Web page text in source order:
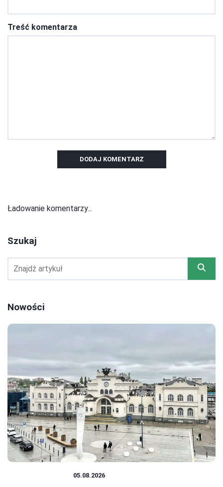
Treść komentarza
DODAJ KOMENTARZ
Ładowanie komentarzy...
Szukaj
Nowości
05.08.2026